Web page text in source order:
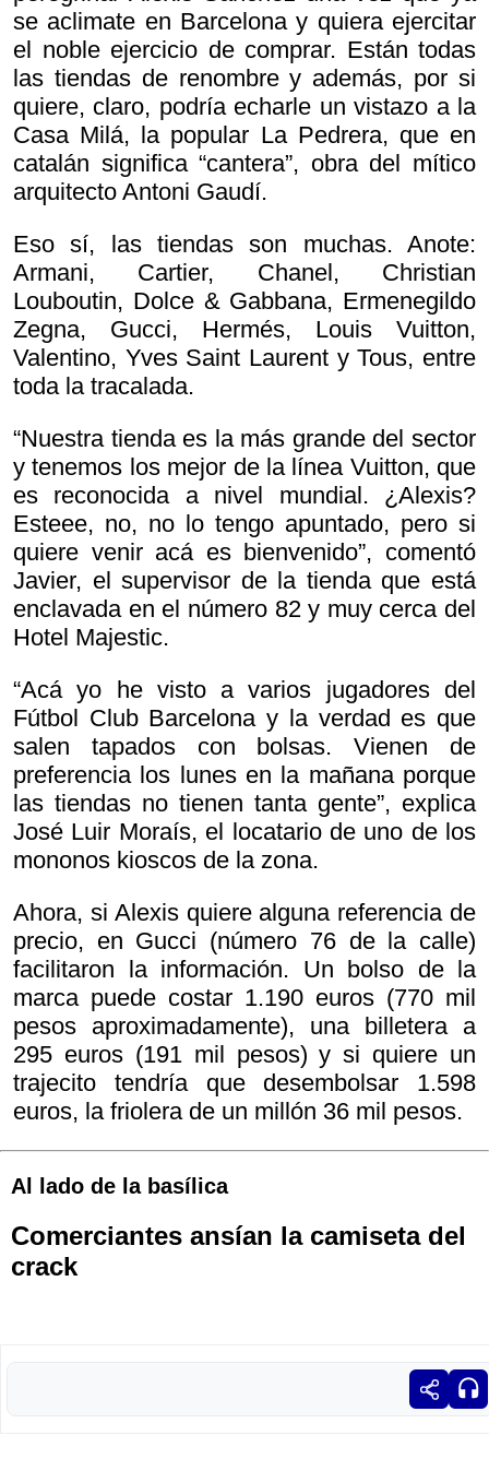
se aclimate en Barcelona y quiera ejercitar
el noble ejercicio de comprar. Están todas
las tiendas de renombre y además, por si
quiere, claro, podría echarle un vistazo a la
Casa Milá, la popular La Pedrera, que en
catalán significa “cantera”, obra del mítico
arquitecto Antoni Gaudí.
Eso sí, las tiendas son muchas. Anote:
Armani, Cartier, Chanel, Christian
Louboutin, Dolce & Gabbana, Ermenegildo
Zegna, Gucci, Hermés, Louis Vuitton,
Valentino, Yves Saint Laurent y Tous, entre
toda la tracalada.
“Nuestra tienda es la más grande del sector
y tenemos los mejor de la línea Vuitton, que
es reconocida a nivel mundial. ¿Alexis?
Esteee, no, no lo tengo apuntado, pero si
quiere venir acá es bienvenido”, comentó
Javier, el supervisor de la tienda que está
enclavada en el número 82 y muy cerca del
Hotel Majestic.
“Acá yo he visto a varios jugadores del
Fútbol Club Barcelona y la verdad es que
salen tapados con bolsas. Vienen de
preferencia los lunes en la mañana porque
las tiendas no tienen tanta gente”, explica
José Luir Moraís, el locatario de uno de los
mononos kioscos de la zona.
Ahora, si Alexis quiere alguna referencia de
precio, en Gucci (número 76 de la calle)
facilitaron la información. Un bolso de la
marca puede costar 1.190 euros (770 mil
pesos aproximadamente), una billetera a
295 euros (191 mil pesos) y si quiere un
trajecito tendría que desembolsar 1.598
euros, la friolera de un millón 36 mil pesos.
Al lado de la basílica
Comerciantes ansían la camiseta del
crack